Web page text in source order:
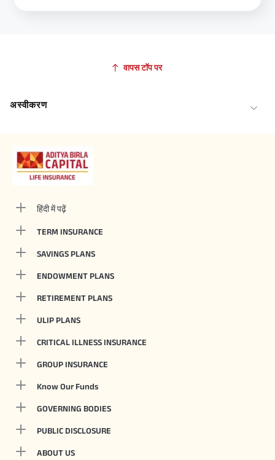
वापस टॉप पर
अस्वीकरण
हिंदी में पढ़ें
TERM INSURANCE
SAVINGS PLANS
ENDOWMENT PLANS
RETIREMENT PLANS
ULIP PLANS
CRITICAL ILLNESS INSURANCE
GROUP INSURANCE
Know Our Funds
GOVERNING BODIES
PUBLIC DISCLOSURE
ABOUT US